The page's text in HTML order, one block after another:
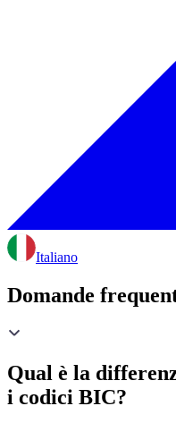
Italiano
Domande
Qual è la
i codici BIC?